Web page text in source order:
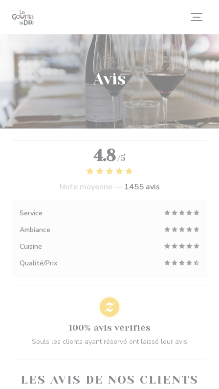
Avis
LES AVIS DE NOS CLIENTS
4.8 /5
Note moyenne — 1455 avis
Service
Ambiance
Cuisine
Qualité/Prix
100% avis vérifiés
Seuls les clients ayant réservé ont laissé leur avis